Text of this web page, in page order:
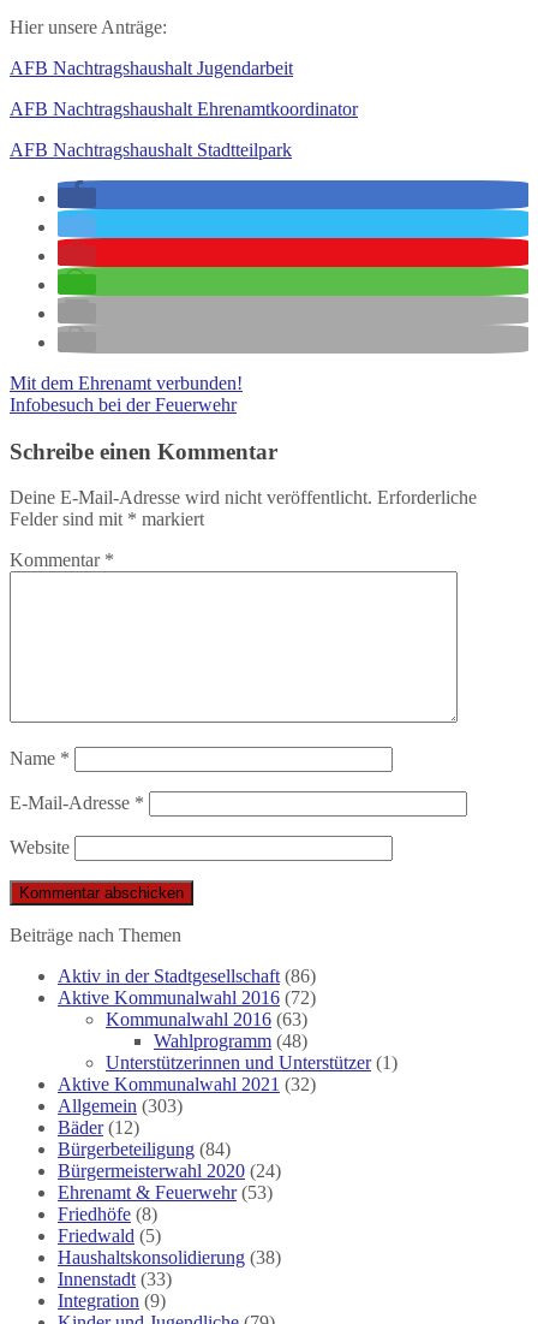
Hier unsere Anträge:
AFB Nachtragshaushalt Jugendarbeit
AFB Nachtragshaushalt Ehrenamtkoordinator
AFB Nachtragshaushalt Stadtteilpark
Mit dem Ehrenamt verbunden!
Infobesuch bei der Feuerwehr
Schreibe einen Kommentar
Deine E-Mail-Adresse wird nicht veröffentlicht. Erforderliche
Felder sind mit * markiert
Kommentar *
Name *
E-Mail-Adresse *
Website
Beiträge nach Themen
Aktiv in der Stadtgesellschaft (86)
Aktive Kommunalwahl 2016 (72)
Kommunalwahl 2016 (63)
Wahlprogramm (48)
Unterstützerinnen und Unterstützer(1)
Aktive Kommunalwahl 2021 (32)
Allgemein (303)
Bäder(12)
Bürgerbeteiligung (84)
Bürgermeisterwahl 2020 (24)
Ehrenamt & Feuerwehr(53)
Friedhöfe (8)
Friedwald (5)
Haushaltskonsolidierung (38)
Innenstadt (33)
Integration (9)